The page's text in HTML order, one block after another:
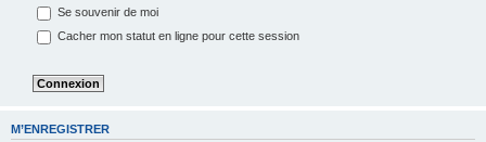
Se souvenir de moi
Cacher mon statut en ligne pour cette session
M’ENREGISTRER